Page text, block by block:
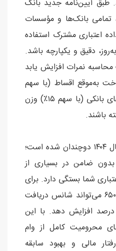
طبق آیین‌نامه جدید بانک
در اردیبهشت ۱۴۰۴، تمامی بانک‌ها و مؤسسات
اعتباری مشترک استفاده
دقیق و یکپارچه باشد.
نمرات افزایش یابد
به‌موقع اقساط (با سهم
۳۵٪) و طول عمر حساب‌های بانکی (با سهم ۱۵٪) وزن
باشند.
اهمیت این تغییرات در سال ۱۴۰۴ دوچندان شده است؛
ضامن در بسیاری از
شما بستگی دارد. برای
مثال، فردی با نمره بالای ۶۵۰ می‌تواند شانس دریافت
وام مسکن خود را تا ۸۰ درصد افزایش دهد. با این
محرومیت کامل از وام
مالی و بهبود سابقه